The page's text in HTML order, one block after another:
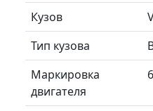
Кузов
Тип кузова
Маркировка
двигателя